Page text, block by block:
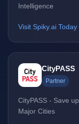
Intelligence
Visit Spiky.ai
CityPASS
Partner
CityPASS - Save
Major Cities